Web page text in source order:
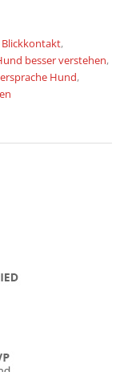
Blickkontakt,
besser verstehen,
Hund,